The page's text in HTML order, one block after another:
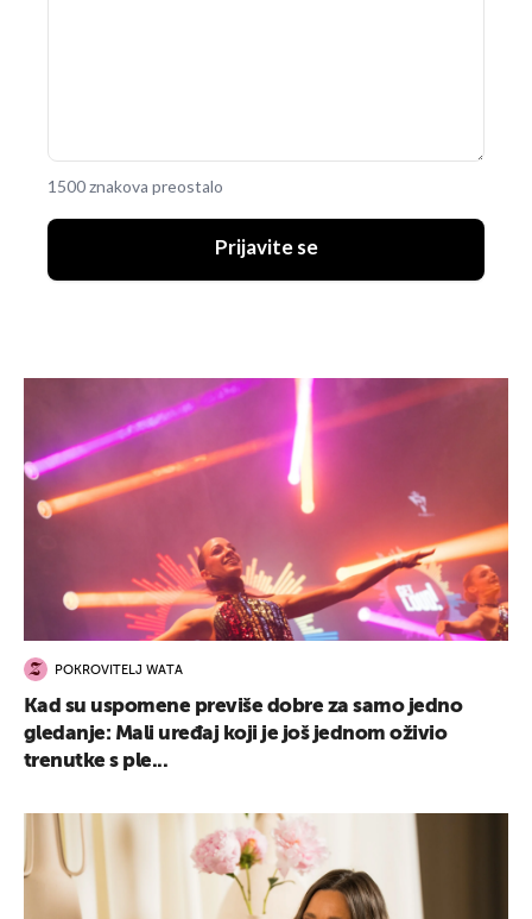
1500 znakova preostalo
Prijavite se
POKROVITELJ WATA
Kad su uspomene previše dobre za samo jedno
gledanje: Mali uređaj koji je još jednom oživio
trenutke s ple...